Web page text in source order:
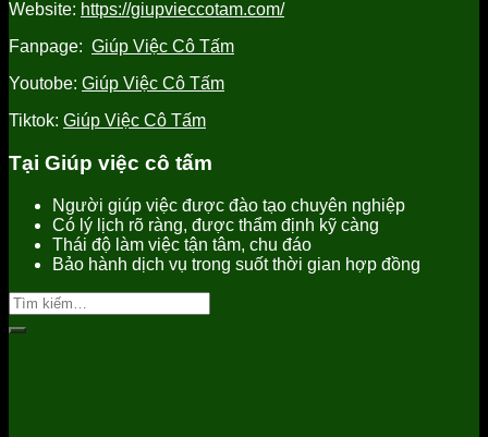
Website: https://giupvieccotam.com/
Fanpage: Giúp Việc Cô Tấm
Youtobe: Giúp Việc Cô Tấm
Tiktok: Giúp Việc Cô Tấm
Tại Giúp việc cô tấm
Người giúp việc được đào tạo chuyên nghiệp
Có lý lịch rõ ràng, được thẩm định kỹ càng
Thái độ làm việc tận tâm, chu đáo
Bảo hành dịch vụ trong suốt thời gian hợp đồng
Tìm
kiếm: